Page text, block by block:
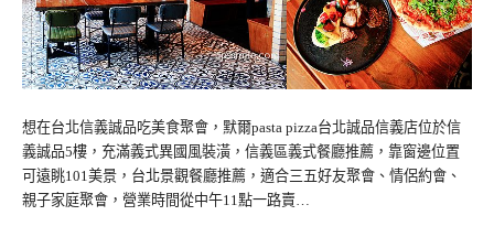
想在台北信義誠品吃美食聚會，默爾pasta pizza台北誠品信義店位於信
義誠品5樓，充滿義式異國風裝潢，信義區義式餐廳推薦，靠窗邊位置
可遠眺101美景，台北景觀餐廳推薦，適合三五好友聚會、情侶約會、
親子家庭聚會，營業時間從中午11點一路賣…